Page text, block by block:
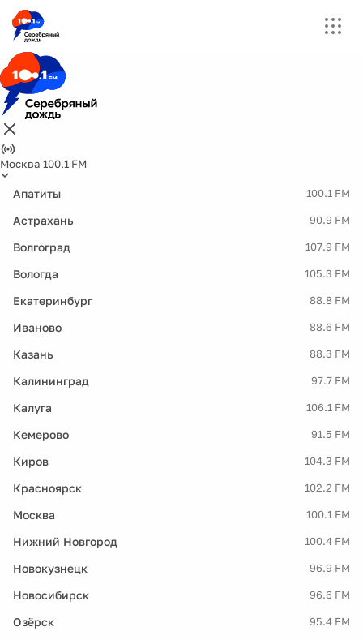
Москва 100.1 FM
Апатиты 100.1 FM
Астрахань 90.9 FM
Волгоград 107.9 FM
Вологда 105.3 FM
Екатеринбург 88.8 FM
Иваново 88.6 FM
Казань 88.3 FM
Калининград 97.7 FM
Калуга 106.1 FM
Кемерово 91.5 FM
Киров 104.3 FM
Красноярск 102.2 FM
Москва 100.1 FM
Нижний Новгород 100.4 FM
Новокузнецк 96.9 FM
Новосибирск 96.6 FM
Озёрск 95.4 FM